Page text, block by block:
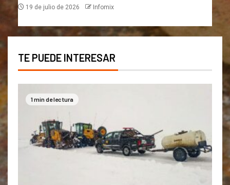
19 de julio de 2026 Infomix
TE PUEDE INTERESAR
1 min de lectura